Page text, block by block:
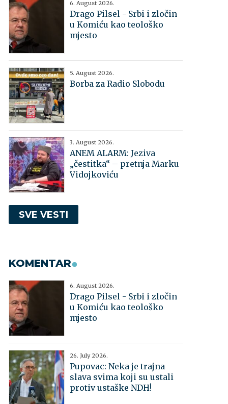
6. August 2026.
Drago Pilsel - Srbi i zločin
u Komiću kao teološko
mjesto
5. August 2026.
Borba za Radio Slobodu
3. August 2026.
ANEM ALARM: Jeziva
„čestitka“ – pretnja Marku
Vidojkoviću
SVE VESTI
KOMENTAR
6. August 2026.
Drago Pilsel - Srbi i zločin
u Komiću kao teološko
mjesto
26. July 2026.
Pupovac: Neka je trajna
slava svima koji su ustali
protiv ustaške NDH!